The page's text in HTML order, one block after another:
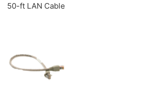
50-ft LAN Cable